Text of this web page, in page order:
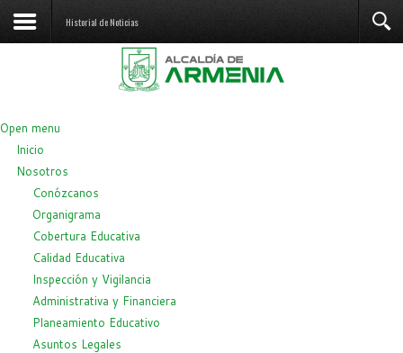
Historial de Noticias
Open menu
Inicio
Nosotros
Conózcanos
Organigrama
Cobertura Educativa
Calidad Educativa
Inspección y Vigilancia
Administrativa y Financiera
Planeamiento Educativo
Asuntos Legales